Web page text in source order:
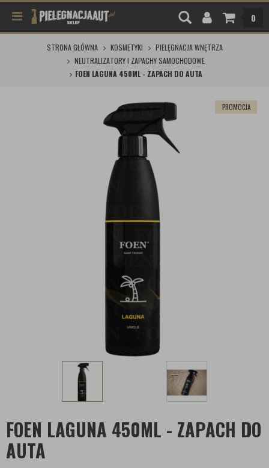
0
STRONA GŁÓWNA KOSMETYKI
PIELĘGNACJA WNĘTRZA
NEUTRALIZATORY I ZAPACHY SAMOCHODOWE
FOEN LAGUNA 450ML - ZAPACH DO AUTA
PROMOCJA
FOEN LAGUNA 450ML - ZAPACH DO
AUTA